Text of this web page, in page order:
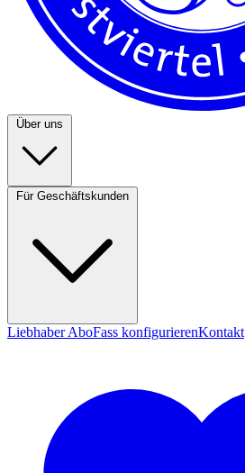
Liebhaber AboFass konfigurierenKontakt